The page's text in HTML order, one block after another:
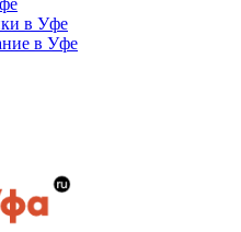
в Уфе
в Уфе